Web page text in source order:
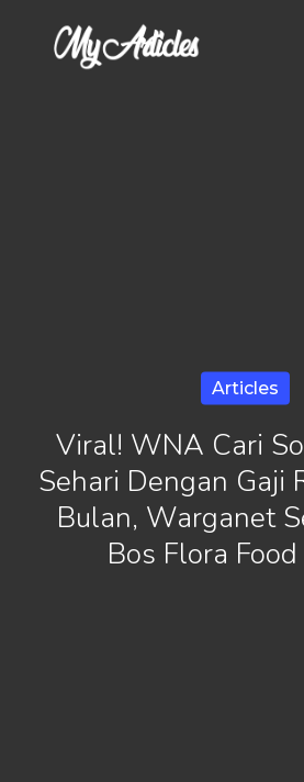
Articles
Viral! WNA Cari
Sehari Dengan Gaji
Bulan, Warganet
Bos Flora